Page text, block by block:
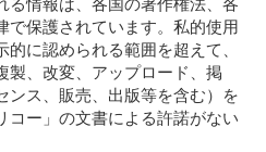
る情報は、各国の著作権法、各
で保護されています。私的使用
に認められる範囲を超えて、
製、改変、アップロード、掲
ンス、販売、出版等を含む）を
コー」の文書による許諾がない